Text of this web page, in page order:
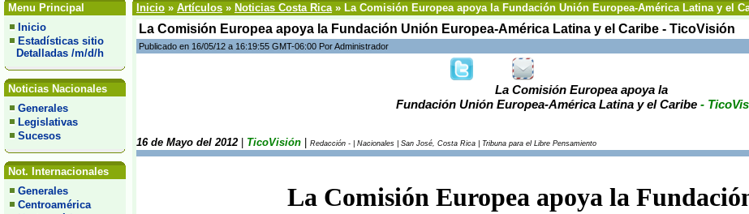
Menu Principal
Inicio
Estadísticas sitio
Detalladas /m/d/h
Noticias Nacionales
Generales
Legislativas
Sucesos
Not. Internacionales
Generales
Centroamérica
Inicio » Artículos » Noticias Costa Rica» La Comisión Europea apoya la Fundación Unión Europea-América Latina y el
La Comisión Europea apoya la Fundación Unión Europea-América Latina y el Caribe - TicoVisión
Publicado en 16/05/12 a 16:19:55 GMT-06:00 Por Administrador
La Comisión Europea apoya la
Fundación Unión Europea-América Latina y el Caribe-
16 de Mayo del 2012 TicoVisión Redacción - | Nacionales | San José, Costa Rica | Tribuna para el Libre Pensamiento
La Comisión Europea apoya la